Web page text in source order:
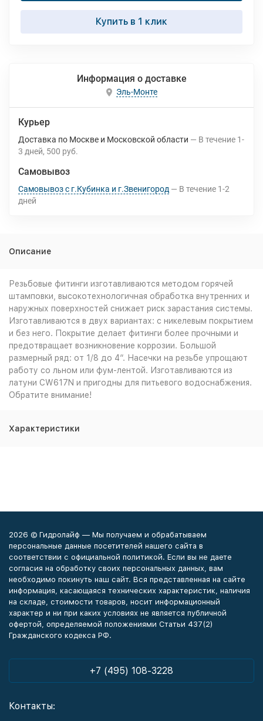
Купить в 1 клик
Информация о доставке
Эль-Монте
Курьер
Доставка по Москве и Московской области В течение 1-
3 дней 500 руб.
Самовывоз
Самовывоз с г.Кубинка и г.Звенигород В течение 1-2
дней
Описание
Резьбовые фитинги изготавливаются методом горячей
штамповки, высокотехнологичная обработка внутренних и
наружных поверхностей снижает риск зарастания системы.
Изготавливаются в двух вариантах: с никелевым покрытием
и без него. Покрытие делает фитинги более прочными и
предотвращает возникновение коррозии. Большой
размерный ряд: от 1/8 до 4“. Насечки на резьбе упрощают
работу со льном или фум-лентой. Изготавливаются из
латуни CW617N и пригодны для питьевого водоснабжения.
Обратите внимание!
Характеристики
2026 © Гидролайф — Мы получаем и обрабатываем
персональные данные посетителей нашего сайта в
соответствии с официальной политикой. Если вы не даете
согласия на обработку своих персональных данных, вам
необходимо покинуть наш сайт. Вся представленная на сайте
информация, касающаяся технических характеристик, наличия
на складе, стоимости товаров, носит информационный
характер и ни при каких условиях не является публичной
офертой, определяемой положениями Статьи 437(2)
Гражданского кодекса РФ.
+7 (495) 108-3228
Контакты: